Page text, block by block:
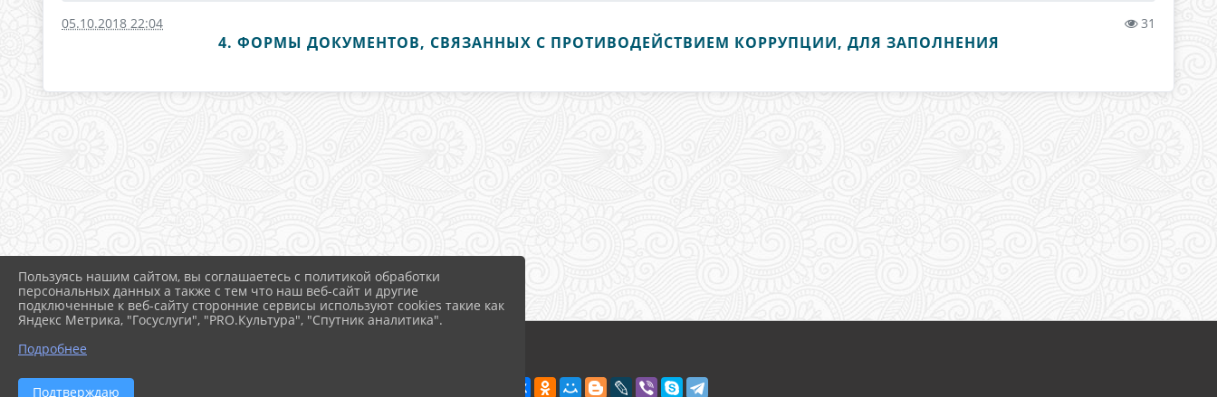
05.10.2018 22:04 31
4. ФОРМЫ ДОКУМЕНТОВ, СВЯЗАННЫХ С ПРОТИВОДЕЙСТВИЕМ КОРРУПЦИИ, ДЛЯ ЗАПОЛНЕНИЯ
Пользуясь нашим сайтом, вы соглашаетесь с политикой обработки
персональных данных а также с тем что наш веб-сайт и другие
подключенные к веб-сайту сторонние сервисы используют cookies такие как
Яндекс Метрика, "Госуслуги", "PRO.Культура", "Спутник аналитика".
Подробнее
Подтверждаю